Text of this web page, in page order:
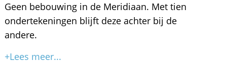
Geen bebouwing in de Meridiaan. Met tien
ondertekeningen blijft deze achter bij de
andere.
+Lees meer...